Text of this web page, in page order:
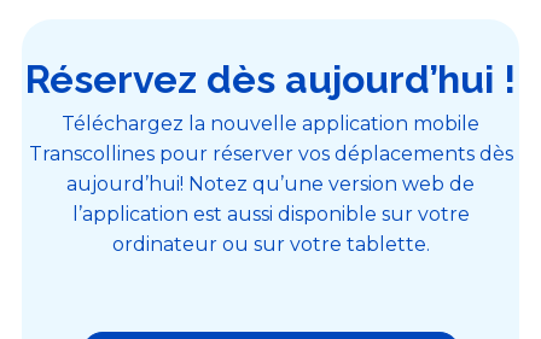
Réservez dès aujourd’hui !
Téléchargez la nouvelle application mobile
Transcollines pour réserver vos déplacements dès
aujourd’hui! Notez qu’une version web de
l’application est aussi disponible sur votre
ordinateur ou sur votre tablette.